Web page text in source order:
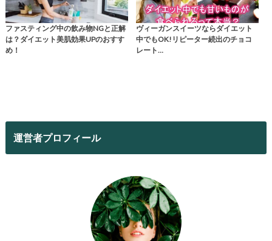
ファスティング中の飲み物NGと正解
は？ダイエット美肌効果UPのおすす
め！
ヴィーガンスイーツならダイエット
中でもOK!リピーター続出のチョコ
レート…
運営者プロフィール